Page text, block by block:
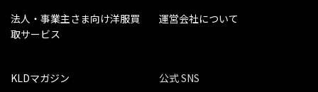
法人・事業主さま向け洋服買
取サービス
運営会社について
KLDマガジン
公式 SNS